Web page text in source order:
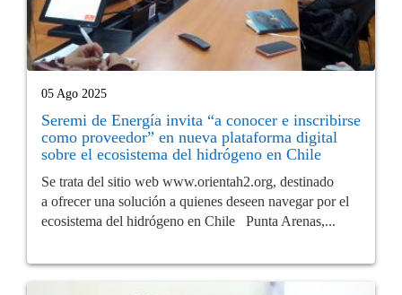
05 Ago 2025
Seremi de Energía invita “a conocer e inscribirse
como proveedor” en nueva plataforma digital
sobre el ecosistema del hidrógeno en Chile
Se trata del sitio web www.orientah2.org, destinado
a ofrecer una solución a quienes deseen navegar por el
ecosistema del hidrógeno en Chile Punta Arenas,...